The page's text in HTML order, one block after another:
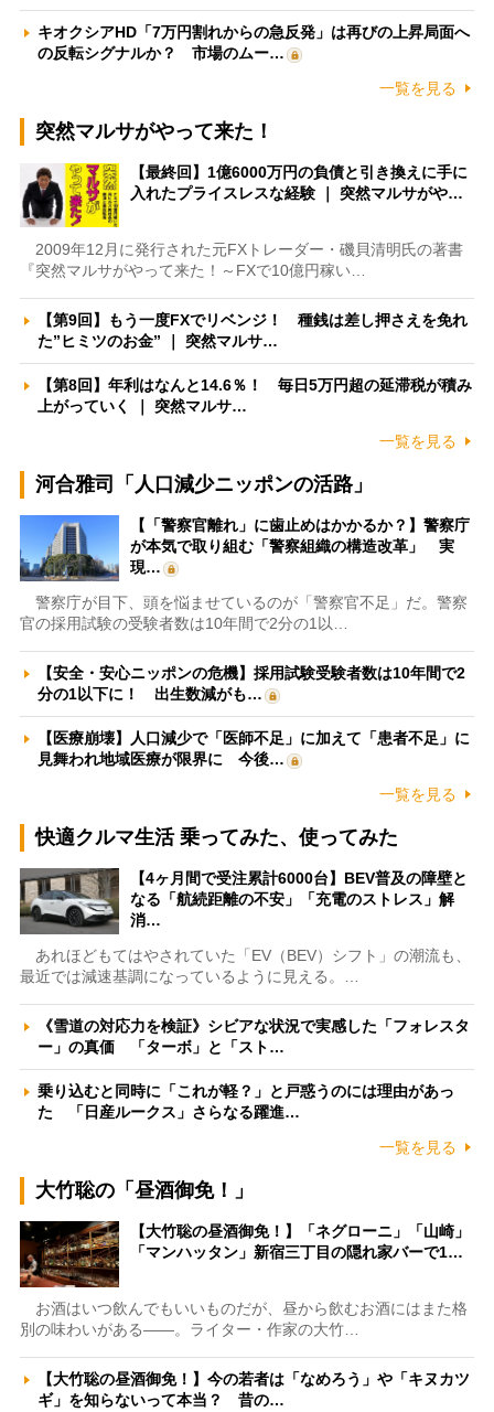
キオクシアHD「7万円割れからの急反発」は再びの上昇局面へ
の反転シグナルか？ 市場のムー…
一覧を見る
突然マルサがやって来た！
【最終回】1億6000万円の負債と引き換えに手に
入れたプライスレスな経験 ｜ 突然マルサがや…
2009年12月に発行された元FXトレーダー・磯貝清明氏の著書
『突然マルサがやって来た！～FXで10億円稼い…
【第9回】もう一度FXでリベンジ！ 種銭は差し押さえを免れ
た”ヒミツのお金” ｜ 突然マルサ…
【第8回】年利はなんと14.6％！ 毎日5万円超の延滞税が積み
上がっていく ｜ 突然マルサ…
一覧を見る
河合雅司「人口減少ニッポンの活路」
【「警察官離れ」に歯止めはかかるか？】警察庁
が本気で取り組む「警察組織の構造改革」 実
現…
警察庁が目下、頭を悩ませているのが「警察官不足」だ。警察
官の採用試験の受験者数は10年間で2分の1以…
【安全・安心ニッポンの危機】採用試験受験者数は10年間で2
分の1以下に！ 出生数減がも…
【医療崩壊】人口減少で「医師不足」に加えて「患者不足」に
見舞われ地域医療が限界に 今後…
一覧を見る
快適クルマ生活 乗ってみた、使ってみた
【4ヶ月間で受注累計6000台】BEV普及の障壁と
なる「航続距離の不安」「充電のストレス」解
消…
あれほどもてはやされていた「EV（BEV）シフト」の潮流も、
最近では減速基調になっているように見える。…
《雪道の対応力を検証》シビアな状況で実感した「フォレスタ
ー」の真価 「ターボ」と「スト…
乗り込むと同時に「これが軽？」と戸惑うのには理由があっ
た 「日産ルークス」さらなる躍進…
一覧を見る
大竹聡の「昼酒御免！」
【大竹聡の昼酒御免！】「ネグローニ」「山崎」
「マンハッタン」新宿三丁目の隠れ家バーで1…
お酒はいつ飲んでもいいものだが、昼から飲むお酒にはまた格
別の味わいがある――。ライター・作家の大竹…
【大竹聡の昼酒御免！】今の若者は「なめろう」や「キヌカツ
ギ」を知らないって本当？ 昔の…